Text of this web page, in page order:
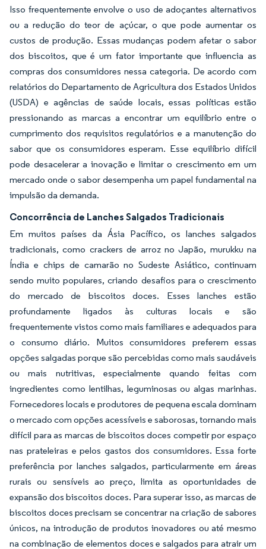
Isso frequentemente envolve o uso de adoçantes alternativos
ou a redução do teor de açúcar, o que pode aumentar os
custos de produção. Essas mudanças podem afetar o sabor
dos biscoitos, que é um fator importante que influencia as
compras dos consumidores nessa categoria. De acordo com
relatórios do Departamento de Agricultura dos Estados Unidos
(USDA) e agências de saúde locais, essas políticas estão
pressionando as marcas a encontrar um equilíbrio entre o
cumprimento dos requisitos regulatórios e a manutenção do
sabor que os consumidores esperam. Esse equilíbrio difícil
pode desacelerar a inovação e limitar o crescimento em um
mercado onde o sabor desempenha um papel fundamental na
impulsão da demanda.
Concorrência de Lanches Salgados Tradicionais
Em muitos países da Ásia Pacífico, os lanches salgados
tradicionais, como crackers de arroz no Japão, murukku na
Índia e chips de camarão no Sudeste Asiático, continuam
sendo muito populares, criando desafios para o crescimento
do mercado de biscoitos doces. Esses lanches estão
profundamente ligados às culturas locais e são
frequentemente vistos como mais familiares e adequados para
o consumo diário. Muitos consumidores preferem essas
opções salgadas porque são percebidas como mais saudáveis
ou mais nutritivas, especialmente quando feitas com
ingredientes como lentilhas, leguminosas ou algas marinhas.
Fornecedores locais e produtores de pequena escala dominam
o mercado com opções acessíveis e saborosas, tornando mais
difícil para as marcas de biscoitos doces competir por espaço
nas prateleiras e pelos gastos dos consumidores. Essa forte
preferência por lanches salgados, particularmente em áreas
rurais ou sensíveis ao preço, limita as oportunidades de
expansão dos biscoitos doces. Para superar isso, as marcas de
biscoitos doces precisam se concentrar na criação de sabores
únicos, na introdução de produtos inovadores ou até mesmo
na combinação de elementos doces e salgados para atrair um